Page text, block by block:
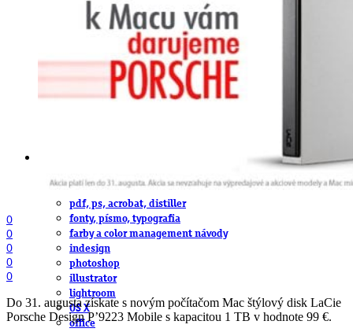
hardware
software, mobilné aplikácie
na stiahnutie
obludárium
pracovné ponuky
pre klientov
pdf, ps, acrobat, distiller
fonty, písmo, typografia
farby a color management návody
indesign
photoshop
illustrator
lightroom
OS X
office
0
0
0
0
0
Do 31. augusta získate s novým počítačom Mac štýlový disk LaCie
Porsche Design P’9223 Mobile s kapacitou 1 TB v hodnote 99 €.